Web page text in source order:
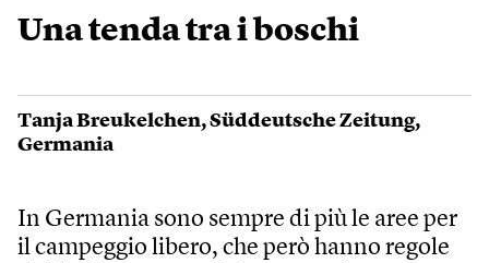
Una tenda tra i boschi
Tanja Breukelchen,Süddeutsche Zeitung,
Germania
In Germania sono sempre di più le aree per
il campeggio libero, che però hanno regole